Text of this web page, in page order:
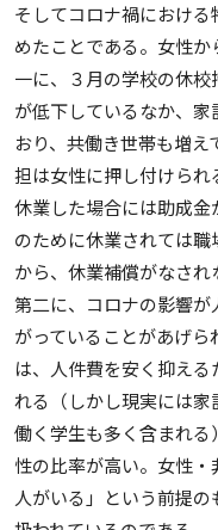
そしてコロナ禍におけ
めたことである。女性
一に、３月の学校の休
が低下しているなか、
おり、共働き世帯も増
担は女性に押し付けら
休業した場合には助成
のために休業されては
から、休業補償がなされ
第二に、コロナの影響
がっていることがあげ
は、人件費を安く抑え
れる（しかし現実には
働く学生も多く含まれ
性の比率が高い。女性
人がいる」という前提